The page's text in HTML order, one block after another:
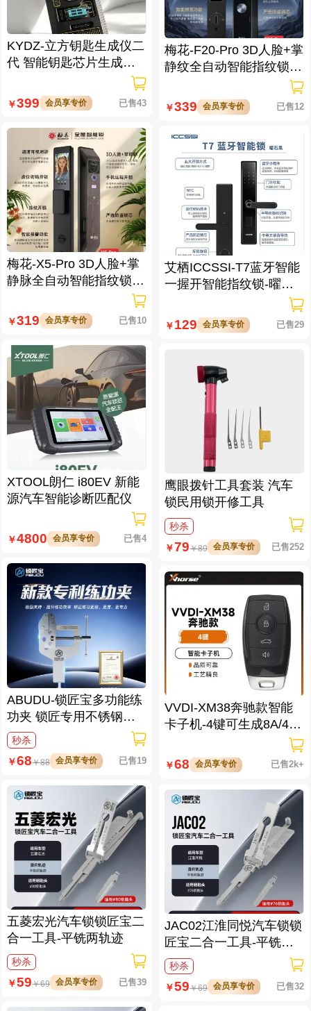
KYDZ-立方钥匙生成仪二
代 智能钥匙芯片生成与
数据处理仪/立方钥匙生
成仪二代
￥399 会员享专价 已售43
梅花-X5-Pro 3D人脸+掌
静脉全自动智能指纹锁
大屏可视对讲 虚位密码
防窥视
￥319 会员享专价 已售10
XTOOL朗仁 i80EV 新能
源汽车智能诊断匹配仪
￥4800 会员享专价 已售4
ABUDU-锁匠宝多功能练
功夹 锁匠专用不锈钢练
功夹 锁具架子
秒杀
￥68￥88 会员享专价 已售19
五菱宏光汽车锁锁匠宝二
合一工具-平铣两轨迹
秒杀
￥59￥69 会员享专价 已售39
梅花-F20-Pro 3D人脸+掌
静纹全自动智能指纹锁
逗留抓拍 高清可视对讲
￥339 会员享专价 已售12
艾栖ICCSSI-T7蓝牙智能
一握开智能指纹锁-曜石
黑 多方式开锁 蓝牙智能
管理
￥129 会员享专价 已售29
鹰眼拨针工具套装 汽车
锁民用锁开修工具
秒杀
￥79￥89 会员享专价 已售252
VVDI-XM38奔驰款智能
卡子机-4键可生成8A/4D/
46/47/49/4A/MQB48/MQ
B49等
￥68 会员享专价 已售2k+
JAC02江淮同悦汽车锁锁
匠宝二合一工具-平铣两
轨迹
秒杀
￥59￥69 会员享专价 已售32